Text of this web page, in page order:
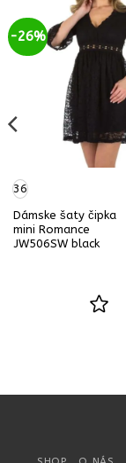
-26%
36
Dámske šaty čipka
mini Romance
JW506SW black